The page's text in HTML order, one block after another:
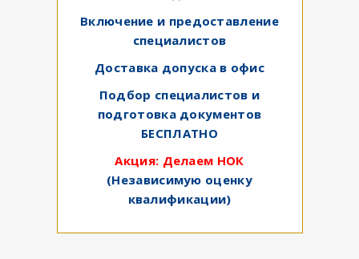
Включение и предоставление
специалистов
Доставка допуска в офис
Подбор специалистов и
подготовка документов
БЕСПЛАТНО
Акция: Делаем НОК
(Независимую оценку
квалификации)